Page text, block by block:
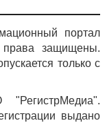
портал
защищены.
только с
выдано